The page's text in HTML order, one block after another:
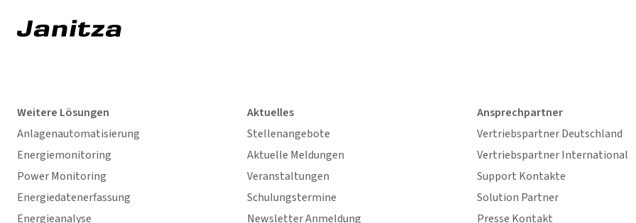
Weitere Lösungen
Anlagenautomatisierung
Energiemonitoring
Power Monitoring
Energiedatenerfassung
Energieanalyse
Aktuelles
Stellenangebote
Aktuelle Meldungen
Veranstaltungen
Schulungstermine
Newsletter Anmeldung
Ansprechpartner
Vertriebspartner Deutschland
Vertriebspartner International
Support Kontakte
Solution Partner
Presse Kontakt